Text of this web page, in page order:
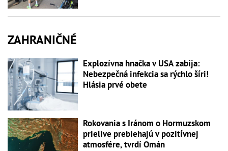
ZAHRANIČNÉ
Explozívna hnačka v USA zabíja:
Nebezpečná infekcia sa rýchlo šíri!
Hlásia prvé obete
Rokovania s Iránom o Hormuzskom
prielive prebiehajú v pozitívnej
atmosfére, tvrdí Omán